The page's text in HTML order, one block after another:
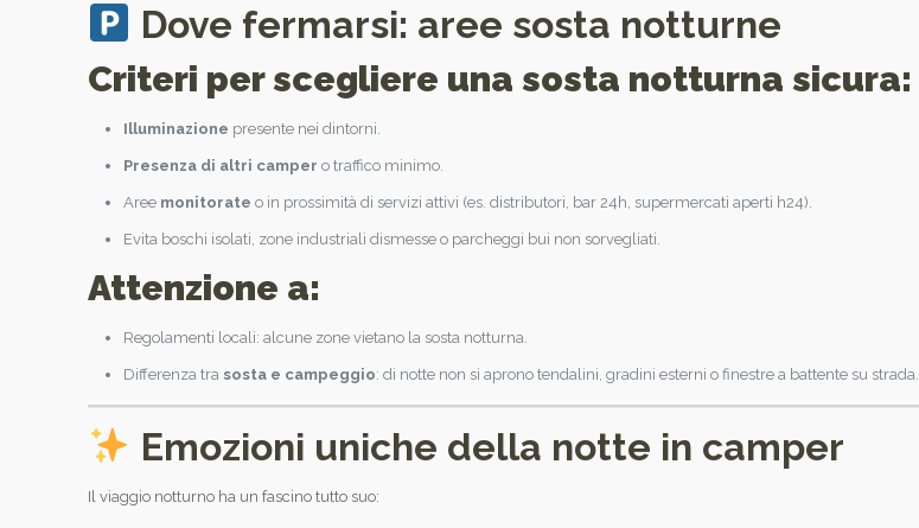
Dove fermarsi: aree sosta notturne
Criteri per scegliere una sosta notturna sicura:
Illuminazione presente nei dintorni.
Presenza di altri camper o traffico minimo.
Aree monitorate o in prossimità di servizi attivi (es. distributori, bar 24h, supermercati aperti h24).
Evita boschi isolati, zone industriali dismesse o parcheggi bui non sorvegliati.
Attenzione a:
Regolamenti locali: alcune zone vietano la sosta notturna.
Differenza trasosta e campeggio: di notte non si aprono tendalini, gradini esterni o finestre a battente su strada.
Emozioni uniche della notte in camper
Il viaggio notturno ha un fascino tutto suo: